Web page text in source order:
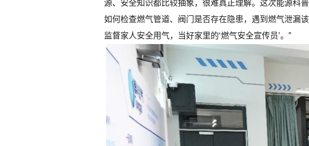
源、安全知识都比较抽象，很难真正理解。这次能源科
如何检查燃气管道、阀门是否存在隐患，遇到燃气泄漏
监督家人安全用气，当好家里的‘燃气安全宣传员’。”